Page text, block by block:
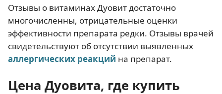
Отзывы о витаминах Дуовит достаточно
многочисленны, отрицательные оценки
эффективности препарата редки. Отзывы врачей
свидетельствуют об отсутствии выявленных
аллергических реакций на препарат.
Цена Дуовита, где купить